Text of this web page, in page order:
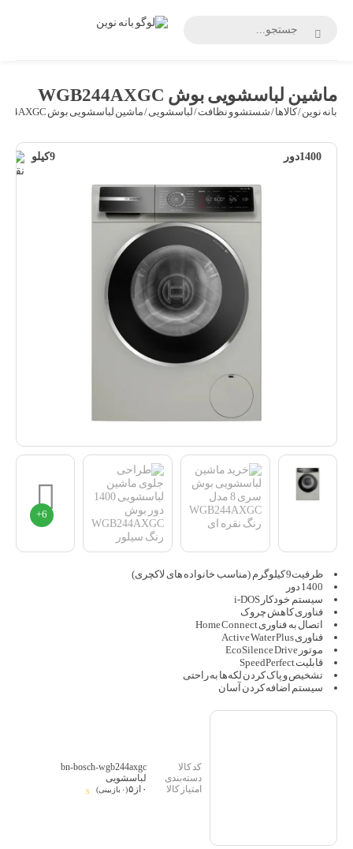
ماشین لباسشویی بوش WGB244AXGC
بانه نوین/کالاها/شستشو و نظافت/لباسشویی/ ماشین لباسشویی بوش WGB244AXGC
1400دور 9کیلو
ظرفیت9 کیلوگرم (مناسب خانواده های لاکچری)
1400 دور
سیستم خودکار i-DOS
فناوری کاهش چروک
اتصال به فناوری Home Connect
فناوری Active Water Plus
موتور EcoSilence Drive
قابلیت SpeedPerfect
تشخیص و پاک کردن لکه‌ها به راحتی
سیستم اضافه کردن آسان
bn-bosch-wgb244axgc
لباسشویی
۰ از ۵
(۰ بازبینی)